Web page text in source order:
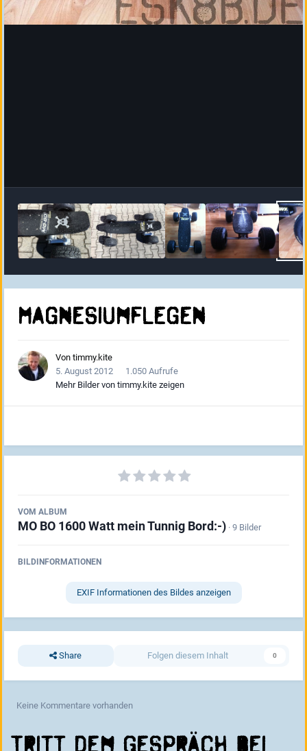
Magnesiumflegen
Von timmy.kite
5. August 2012
1.050 Aufrufe
Mehr Bilder von timmy.kite zeigen
VOM ALBUM
MO BO 1600 Watt mein Tunnig Bord:-) · 9 Bilder
BILDINFORMATIONEN
EXIF Informationen des Bildes anzeigen
Share Folgen diesem Inhalt 0
Keine Kommentare vorhanden
Tritt dem Gespräch bei